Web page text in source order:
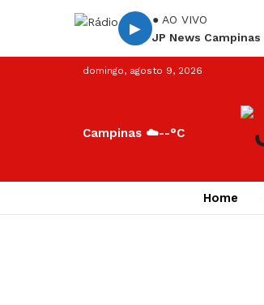
▶
● AO VIVO
JP News Campinas
domingo, agosto 9, 2026
Campinas ☁️--°C
Home